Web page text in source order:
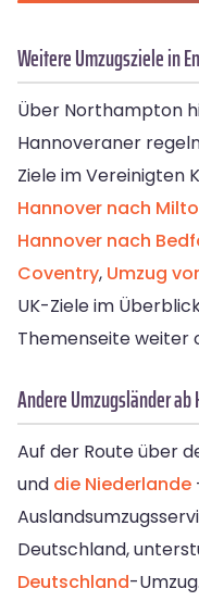
Weitere Umzugsziele in
Über Northampton
Hannoveraner
Ziele im Vereinigten
Hannover nach
Hannover nach
Coventry, Umzug
UK-Ziele im
Themenseite weiter
Andere Umzugsländer ab
Auf der Route über
und die Niederlande
Deutschland,
Deutschland-